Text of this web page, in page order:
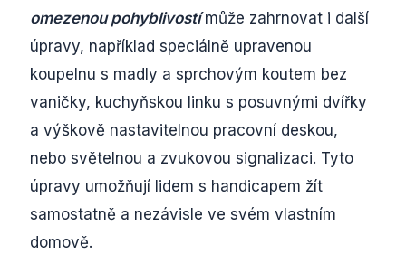
omezenou pohyblivostímůže zahrnovat i další
úpravy, například speciálně upravenou
koupelnu s madly a sprchovým koutem bez
vaničky, kuchyňskou linku s posuvnými dvířky
a výškově nastavitelnou pracovní deskou,
nebo světelnou a zvukovou signalizaci. Tyto
úpravy umožňují lidem s handicapem žít
samostatně a nezávisle ve svém vlastním
domově.